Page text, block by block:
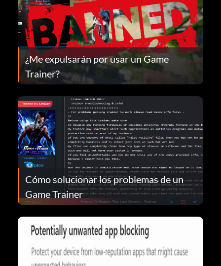
¿Me expulsarán por usar un Game
Trainer?
Cómo solucionar los problemas de un
Game Trainer